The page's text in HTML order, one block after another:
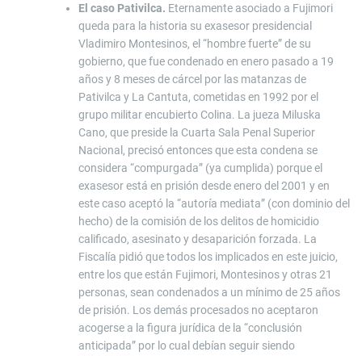
El caso Pativilca. Eternamente asociado a Fujimori
queda para la historia su exasesor presidencial
Vladimiro Montesinos, el “hombre fuerte” de su
gobierno, que fue condenado en enero pasado a 19
años y 8 meses de cárcel por las matanzas de
Pativilca y La Cantuta, cometidas en 1992 por el
grupo militar encubierto Colina. La jueza Miluska
Cano, que preside la Cuarta Sala Penal Superior
Nacional, precisó entonces que esta condena se
considera “compurgada” (ya cumplida) porque el
exasesor está en prisión desde enero del 2001 y en
este caso aceptó la “autoría mediata” (con dominio del
hecho) de la comisión de los delitos de homicidio
calificado, asesinato y desaparición forzada. La
Fiscalía pidió que todos los implicados en este juicio,
entre los que están Fujimori, Montesinos y otras 21
personas, sean condenados a un mínimo de 25 años
de prisión. Los demás procesados no aceptaron
acogerse a la figura jurídica de la “conclusión
anticipada” por lo cual debían seguir siendo